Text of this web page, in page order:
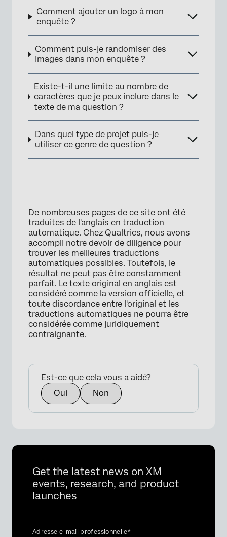
Comment ajouter un logo à mon
enquête ?
Comment puis-je randomiser des
images dans mon enquête ?
Existe-t-il une limite au nombre de
caractères que je peux inclure dans le
texte de ma question ?
Dans quel type de projet puis-je
utiliser ce genre de question ?
De nombreuses pages de ce site ont été
traduites de l'anglais en traduction
automatique. Chez Qualtrics, nous avons
accompli notre devoir de diligence pour
trouver les meilleures traductions
automatiques possibles. Toutefois, le
résultat ne peut pas être constamment
parfait. Le texte original en anglais est
considéré comme la version officielle, et
toute discordance entre l'original et les
traductions automatiques ne pourra être
considérée comme juridiquement
contraignante.
Est-ce que cela vous a aidé?
Oui
Non
Get the latest news on XM
events, research, and product
launches
Adresse e-mail professionnelle*